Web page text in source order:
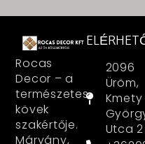
Rocas
Decor – a
természetes
kövek
szakértője.
Márvány,
2096
Üröm,
Kmety
Utca 2